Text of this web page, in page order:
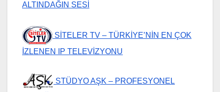
ALTINDAĞIN SESİ
SİTELER TV – TÜRKİYE’NİN EN ÇOK
İZLENEN IP TELEVİZYONU
STÜDYO AŞK – PROFESYONEL